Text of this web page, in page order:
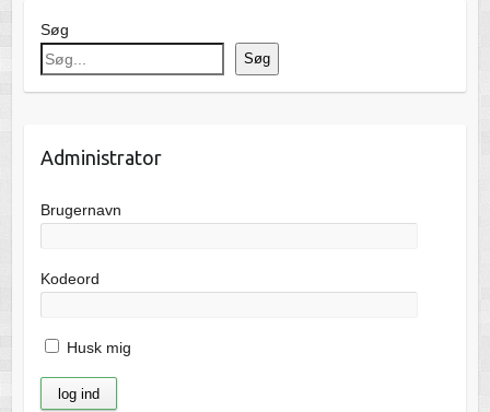
Søg
Søg
Administrator
Brugernavn
Kodeord
Husk mig